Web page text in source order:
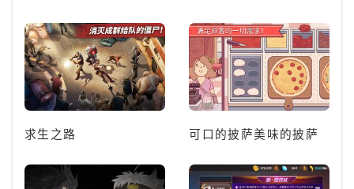
求生之路 可口的披萨美味的披萨